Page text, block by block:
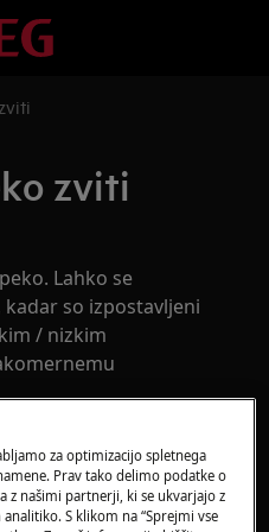
zviti
Lahko se
so izpostavljeni
/ nizkim
za optimizacijo spletnega
Prav tako delimo podatke o
z našimi partnerji, ki se ukvarjajo z
S klikom na “Sprejmi vse